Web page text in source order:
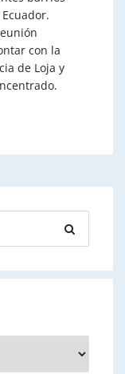
Ecuador.
con la
de Loja y